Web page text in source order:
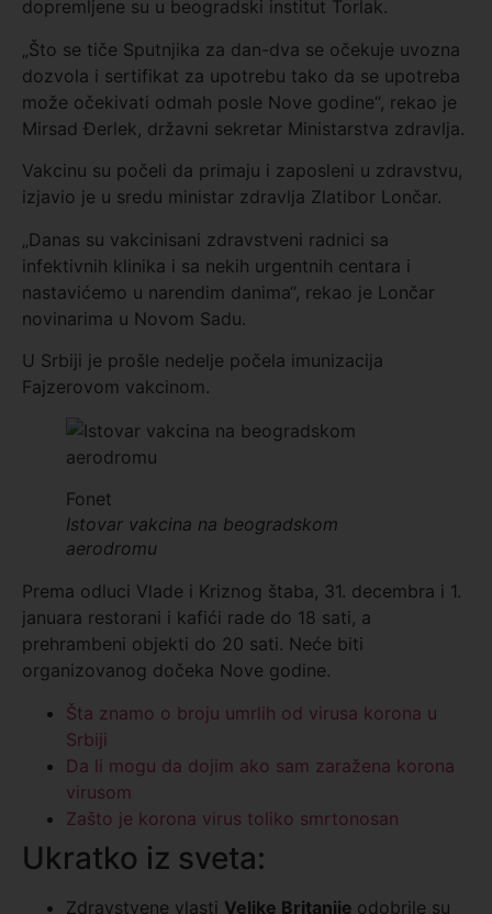
dopremljene su u beogradski institut Torlak.
„Što se tiče Sputnjika za dan-dva se očekuje uvozna
dozvola i sertifikat za upotrebu tako da se upotreba
može očekivati odmah posle Nove godine“, rekao je
Mirsad Đerlek, državni sekretar Ministarstva zdravlja.
Vakcinu su počeli da primaju i zaposleni u zdravstvu,
izjavio je u sredu ministar zdravlja Zlatibor Lončar.
„Danas su vakcinisani zdravstveni radnici sa
infektivnih klinika i sa nekih urgentnih centara i
nastavićemo u narendim danima“, rekao je Lončar
novinarima u Novom Sadu.
U Srbiji je prošle nedelje počela imunizacija
Fajzerovom vakcinom.
Fonet
Istovar vakcina na beogradskom
aerodromu
Prema odluci Vlade i Kriznog štaba, 31. decembra i 1.
januara restorani i kafići rade do 18 sati, a
prehrambeni objekti do 20 sati. Neće biti
organizovanog dočeka Nove godine.
Šta znamo o broju umrlih od virusa korona u
Srbiji
Da li mogu da dojim ako sam zaražena korona
virusom
Zašto je korona virus toliko smrtonosan
Ukratko iz sveta:
Zdravstvene vlasti Velike Britanije odobrile su